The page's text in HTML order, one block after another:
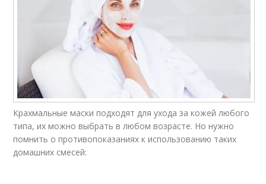
Маски с сухим
крахмалом
Крахмал для кожи Маски из крахмала
Крахмальные маски подходят для ухода за кожей любого
типа, их можно выбрать в любом возрасте. Но нужно
помнить о противопоказаниях к использованию таких
домашних смесей: